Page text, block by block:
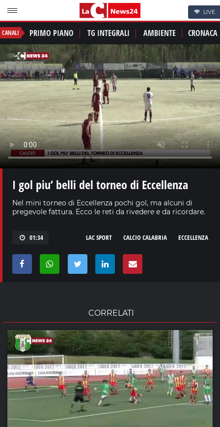
LIVE
CANALI PRIMO PIANO TG INTEGRALI AMBIENTE CRONACA
I gol piu’ belli del torneo di Eccellenza
Nel mini torneo di Eccellenza pochi gol, ma alcuni di
pregevole fattura. Ecco le reti da rivedere e da ricordare.
01:34 ECCELLENZA
CALCIO CALABRIA
LAC SPORT
CORRELATI